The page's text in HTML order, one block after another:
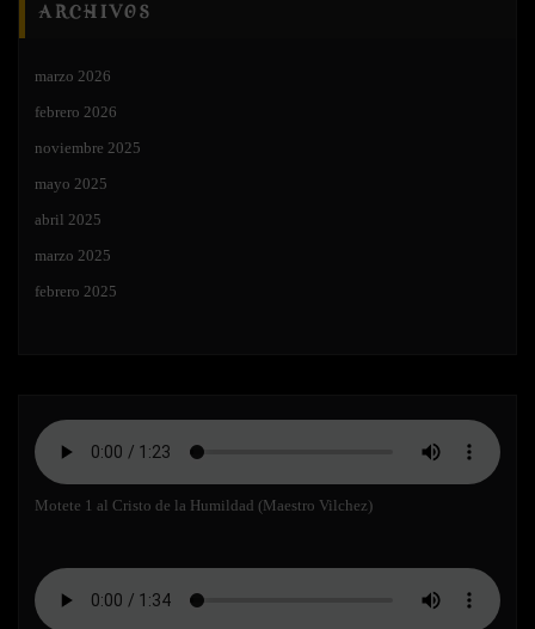
ARCHIVOS
marzo 2026
febrero 2026
noviembre 2025
mayo 2025
abril 2025
marzo 2025
febrero 2025
Motete 1 al Cristo de la Humildad (Maestro Vilchez)